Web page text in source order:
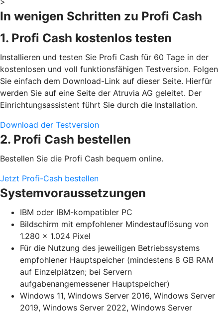
In wenigen Schritten zu Profi Cash
1. Profi Cash kostenlos testen
Installieren und testen Sie Profi Cash für 60 Tage in der
kostenlosen und voll funktionsfähigen Testversion. Folgen
Sie einfach dem Download-Link auf dieser Seite. Hierfür
werden Sie auf eine Seite der Atruvia AG geleitet. Der
Einrichtungsassistent führt Sie durch die Installation.
Download der Testversion
2. Profi Cash bestellen
Bestellen Sie die Profi Cash bequem online.
Jetzt Profi-Cash bestellen
Systemvoraussetzungen
IBM oder IBM-kompatibler PC
Bildschirm mit empfohlener Mindestauflösung von
1.280 x 1.024 Pixel
Für die Nutzung des jeweiligen Betriebssystems
empfohlener Hauptspeicher (mindestens 8 GB RAM
auf Einzelplätzen; bei Servern
aufgabenangemessener Hauptspeicher)
Windows 11, Windows Server 2016, Windows Server
2019, Windows Server 2022, Windows Server